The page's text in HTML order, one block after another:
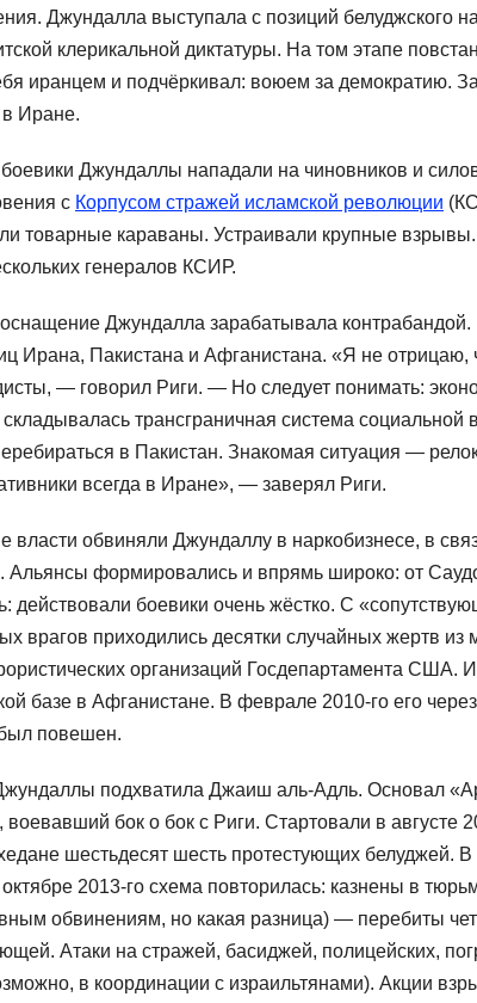
Джундалла выступала с позиций белуджского
клерикальной диктатуры. На том этапе
иранцем и подчёркивал: воюем за демократию.
Иране.
боевики Джундаллы нападали на чиновников и
с Корпусом стражей исламской революции
товарные караваны. Устраивали крупные
генералов КСИР.
Джундалла зарабатывала контрабандой.
Ирана, Пакистана и Афганистана. «Я не отрицаю,
— говорил Риги. — Но следует понимать:
трансграничная система
в Пакистан. Знакомая ситуация —
всегда в Иране», — заверял Риги.
власти обвиняли Джундаллу в наркобизнесе, в
Альянсы формировались и впрямь широко: от
действовали боевики очень жёстко. С
врагов приходились десятки случайных жертв
организаций Госдепартамента США.
базе в Афганистане. В феврале 2010-го его
повешен.
подхватила Джаиш аль-Адль. Основал
воевавший бок о бок с Риги. Стартовали в августе
шестьдесят шесть протестующих белуджей. В
2013-го схема повторилась: казнены в
обвинениям, но какая разница) — перебиты
Атаки на стражей, басиджей, полицейских,
в координации с израильтянами). Акции